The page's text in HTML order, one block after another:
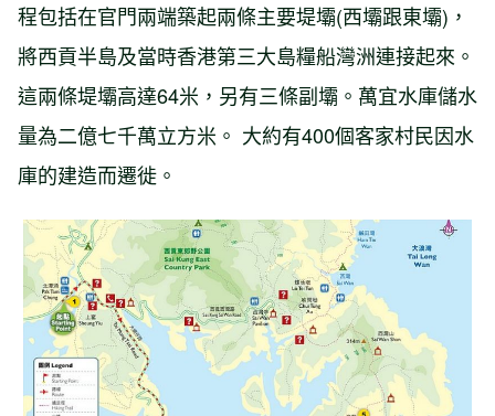
程包括在官門兩端築起兩條主要堤壩(西壩跟東壩)，
將西貢半島及當時香港第三大島糧船灣洲連接起來。
這兩條堤壩高達64米，另有三條副壩。萬宜水庫儲水
量為二億七千萬立方米。 大約有400個客家村民因水
庫的建造而遷徙。